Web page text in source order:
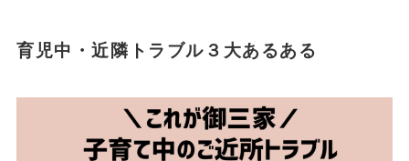
育児中・近隣トラブル３大あるある